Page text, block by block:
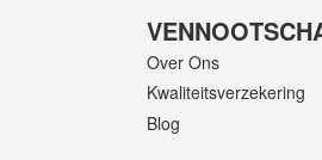
Over Ons
Kwaliteitsverzekering
Blog